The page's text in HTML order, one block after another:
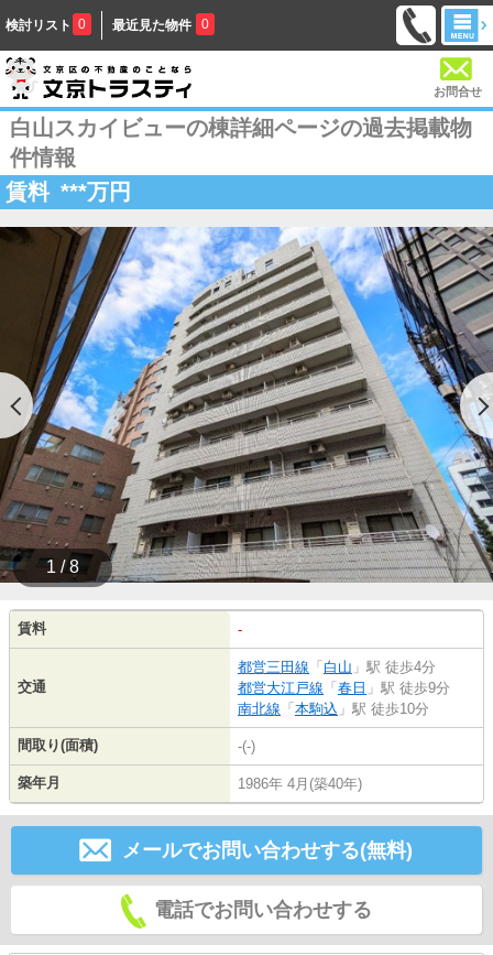
検討リスト 0 最近見た物件 0
お問合せ
白山スカイビューの棟詳細ページの過去掲載物
件情報
賃料 ***万円
1 / 8
賃料 -
交通
都営三田線 「 白山 」駅 徒歩4分
都営大江戸線 「 春日 」駅 徒歩9分
南北線 「 本駒込 」駅 徒歩10分
間取り(面積) -(-)
築年月 1986年 4月(築40年)
メールでお問い合わせする(無料)
電話でお問い合わせする